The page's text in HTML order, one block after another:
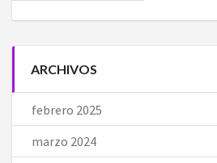
ARCHIVOS
febrero 2025
marzo 2024